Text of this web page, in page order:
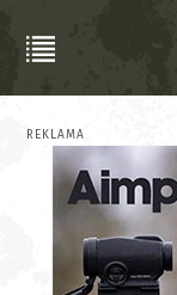
REKLAMA